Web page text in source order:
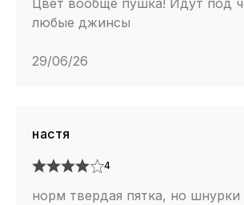
любые джинсы
29/06/26
настя
4
норм твердая пятка, но шнурки